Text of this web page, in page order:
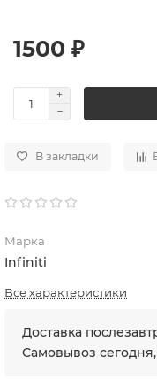
1500 ₽
В закладки
Марка
Infiniti
Все характеристики
Доставка
Самовывоз